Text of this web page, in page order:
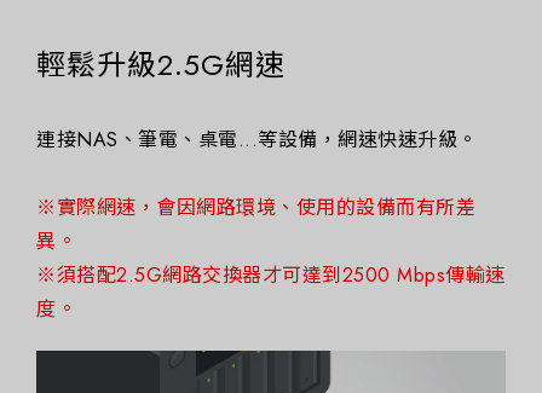
輕鬆升級2.5G網速
連接NAS、筆電、桌電...等設備，網速快速升級。
※實際網速，會因網路環境、使用的設備而有所差
異。
※須搭配2.5G網路交換器才可達到2500 Mbps傳輸速
度。